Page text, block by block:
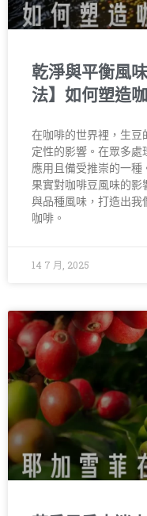
乾淨與平衡風
法】如何塑造
在咖啡的世界裡，生豆
定性的影響。在眾多處
應用且備受推崇的一
果實對咖啡豆風味的
與品種風味，打造出我
咖啡。
14 7 月, 2025